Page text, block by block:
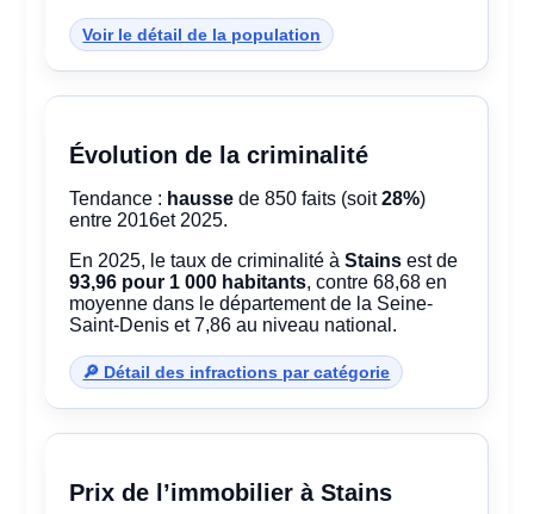
Voir le détail de la population
Évolution de la criminalité
Tendance : hausse de 850 faits (soit28%)
entre 2016et 2025.
En 2025, le taux de criminalité àStains est de
93,96 pour 1 000 habitants, contre 68,68 en
moyenne dans le département de la Seine-
Saint-Denis et 7,86 au niveau national.
🔎 Détail des infractions par catégorie
Prix de l’immobilier à Stains